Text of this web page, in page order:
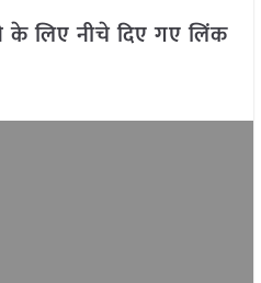
लिए नीचे दिए गए लिंक